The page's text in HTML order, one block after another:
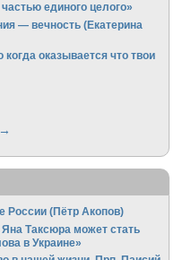
единого целого»
— вечность (Екатерина
оказывается что твои
→
России (Пётр Акопов)
Таксюра может стать
в Украине»